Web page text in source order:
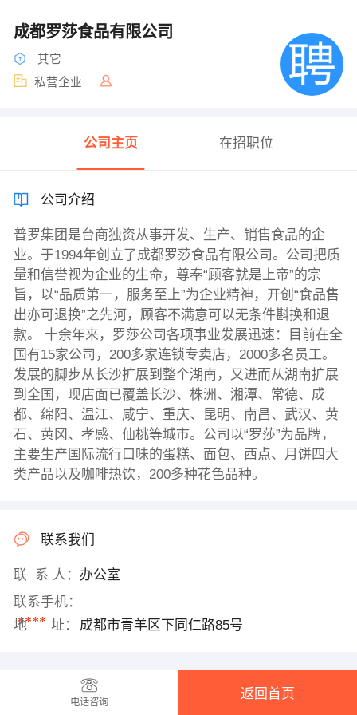
成都罗莎食品有限公司
其它
私营企业
公司主页 在招职位
公司介绍
普罗集团是台商独资从事开发、生产、销售食品的企
业。于1994年创立了成都罗莎食品有限公司。公司把质
量和信誉视为企业的生命，尊奉“顾客就是上帝”的宗
旨，以“品质第一，服务至上”为企业精神，开创“食品售
出亦可退换”之先河，顾客不满意可以无条件斟换和退
款。 十余年来，罗莎公司各项事业发展迅速：目前在全
国有15家公司，200多家连锁专卖店，2000多名员工。
发展的脚步从长沙扩展到整个湖南，又进而从湖南扩展
到全国，现店面已覆盖长沙、株洲、湘潭、常德、成
都、绵阳、温江、咸宁、重庆、昆明、南昌、武汉、黄
石、黄冈、孝感、仙桃等城市。公司以“罗莎”为品牌，
主要生产国际流行口味的蛋糕、面包、西点、月饼四大
类产品以及咖啡热饮，200多种花色品种。
联系我们
联 系 人： 办公室
联系手机：
****
地 址： 成都市青羊区下同仁路85号
电话咨询
返回首页